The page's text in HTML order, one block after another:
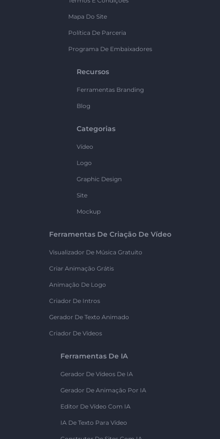
Mapa Do Site
Política De Parceria
Programa De Embaixadores
Recursos
Ferramentas Branding
Blog
Categorias
Vídeo
Logo
Graphic Design
Site
Mockup
Ferramentas De Criação De Vídeo
Visualizador De Música Gratuito
Criar Animação Grátis
Animação De Logo
Criador De Intros
Gerador De Texto Animado
Criador De Vídeos
Ferramentas De IA
Gerador De Vídeos De IA
Gerador De Animação Por IA
Editor De Vídeo Com IA
IA De Texto Para Vídeo